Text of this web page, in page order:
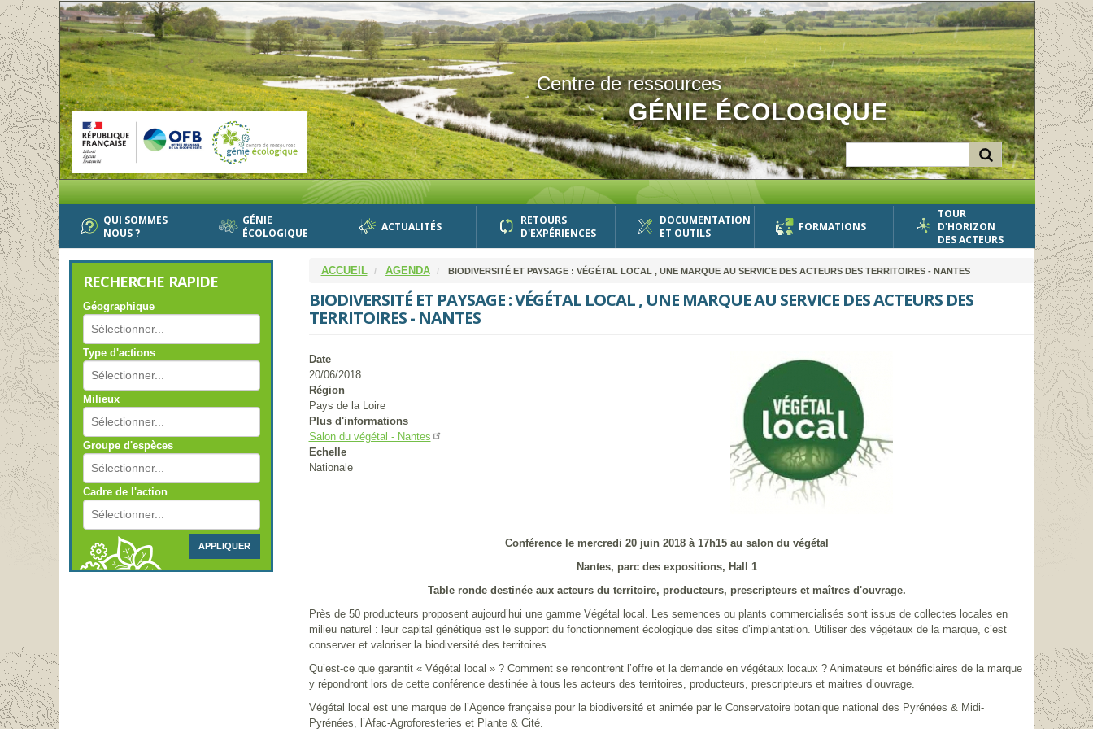
Aller
au
contenu
principal
Centre de ressources
GÉNIE ÉCOLOGIQUE
QUI SOMMES
NOUS ?
GÉNIE
ÉCOLOGIQUE
ACTUALITÉS
RETOURS
D'EXPÉRIENCES
DOCUMENTATION
ET OUTILS
FORMATIONS
TOUR
D'HORIZON
DES ACTEURS
RECHERCHE RAPIDE
Géographique
Type d'actions
Milieux
Groupe d'espèces
Cadre de l'action
APPLIQUER
ACCUEIL AGENDA BIODIVERSITÉ ET PAYSAGE : VÉGÉTAL LOCAL , UNE MARQUE AU SERVICE DES ACTEURS DES TERRITOIRES - NANTES
BIODIVERSITÉ ET PAYSAGE : VÉGÉTAL LOCAL , UNE MARQUE AU SERVICE DES ACTEURS DES
TERRITOIRES - NANTES
Date
20/06/2018
Région
Pays de la Loire
Plus d'informations
Salon du végétal - Nantes
Echelle
Nationale
Conférence le mercredi 20 juin 2018 à 17h15 au salon du végétal
Nantes, parc des expositions, Hall 1
Table ronde destinée aux acteurs du territoire, producteurs, prescripteurs et maîtres d'ouvrage.
Près de 50 producteurs proposent aujourd’hui une gamme Végétal local. Les semences ou plants commercialisés sont issus de collectes locales en
milieu naturel : leur capital génétique est le support du fonctionnement écologique des sites d’implantation. Utiliser des végétaux de la marque, c’est
conserver et valoriser la biodiversité des territoires.
Qu’est-ce que garantit « Végétal local » ? Comment se rencontrent l’offre et la demande en végétaux locaux ? Animateurs et bénéficiaires de la marque
y répondront lors de cette conférence destinée à tous les acteurs des territoires, producteurs, prescripteurs et maitres d’ouvrage.
Végétal local est une marque de l’Agence française pour la biodiversité et animée par le Conservatoire botanique national des Pyrénées & Midi-
Pyrénées, l’Afac-Agroforesteries et Plante & Cité.